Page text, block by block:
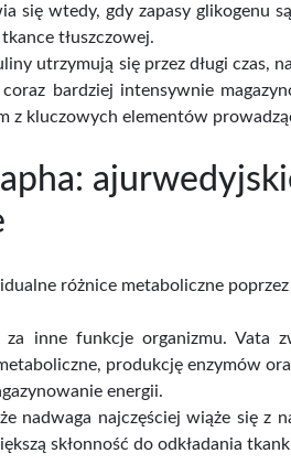
się wtedy, gdy zapasy glikogenu
tłuszczowej.
utrzymują się przez długi
bardziej intensywnie
z kluczowych elementów
różnice metaboliczne
za inne funkcje organizmu. Vata
produkcję enzymów
energii.
nadwaga najczęściej wiąże się z
skłonność do odkładania